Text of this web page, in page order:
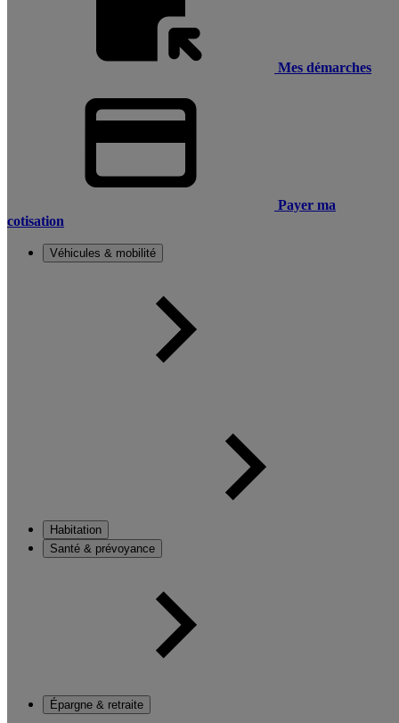
Mes démarches
Payer ma
cotisation
Véhicules & mobilité
Habitation
Santé & prévoyance
Épargne & retraite